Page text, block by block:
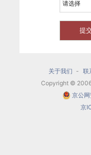
关于我们 - 联
Copyright ©
京公
京